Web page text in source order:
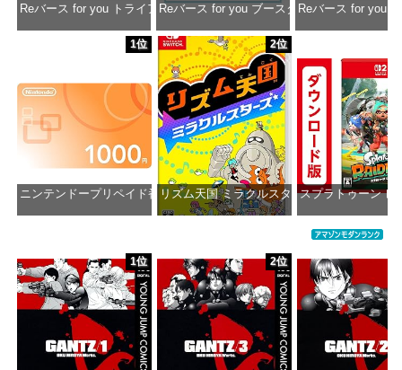
Reバース for you トライアルデッキ ホロライブプロダクション ver.ホロ
価格：¥1,650
Reバース for you ブースターパック ホロライ
価格：¥2,980
Reバース for you
1位
ニンテンドープリペイド番号 1000円|オンラインコード版
2位
リズム天国 ミラクルスターズ -Switch
スプラトゥーン レ
1位 2位